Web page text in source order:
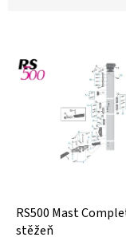
RS500 Mast
stěžeň